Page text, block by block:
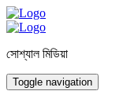
সোশ্যাল মিডিয়া
Toggle navigation